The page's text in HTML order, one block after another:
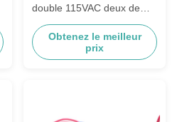
double 115VAC deux de
transformateur d'isolement
des amplificateurs 100VA
audio
Obtenez le meilleur
prix